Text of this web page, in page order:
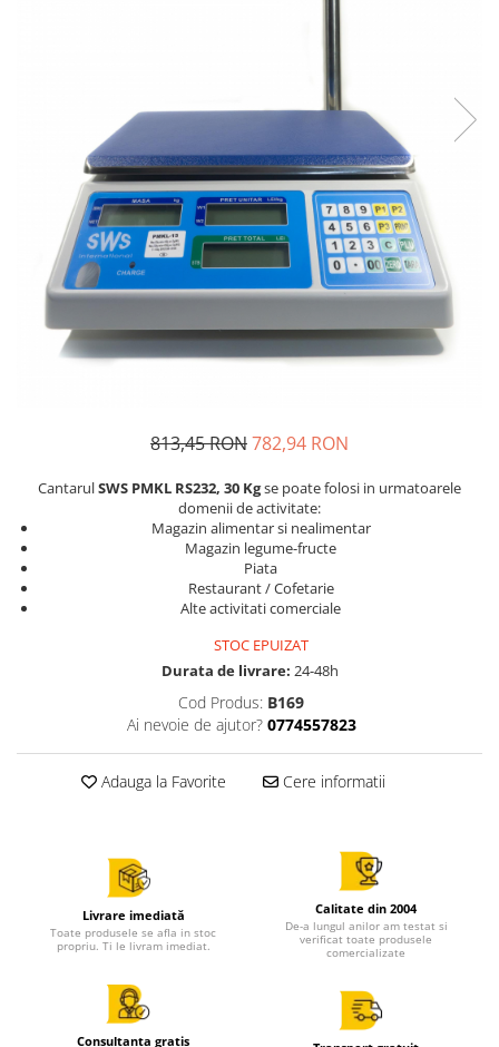
813,45 RON782,94 RON
CantarulSWS PMKL RS232, 30 Kgse poate folosi in urmatoarele
domenii de activitate:
Magazin alimentar si nealimentar
Magazin legume-fructe
Piata
Restaurant / Cofetarie
Alte activitati comerciale
STOC EPUIZAT
Durata de livrare: 24-48h
Cod Produs: B169
Ai nevoie de ajutor? 0774557823
Adauga la Favorite Cere informatii
Livrare imediată
Toate produsele se afla in stoc
propriu. Ti le livram imediat.
Calitate din 2004
De-a lungul anilor am testat si
verificat toate produsele
comercializate
Consultanta gratis